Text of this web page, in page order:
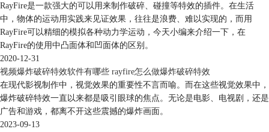
RayFire是一款强大的可以用来制作破碎、碰撞等特效的插件。在生活
中，物体的运动用实践来见证效果，往往是浪费、难以实现的，而用
RayFire可以精细的模拟各种动力学运动，今天小编来介绍一下，在
RayFire的使用中凸面体和凹面体的区别。
2020-12-31
视频爆炸破碎特效软件有哪些 rayfire怎么做爆炸破碎特效
在现代影视制作中，视觉效果的重要性不言而喻。而在这些视觉效果中，
爆炸破碎特效一直以来都是吸引眼球的焦点。无论是电影、电视剧，还是
广告和游戏，都离不开这些震撼的爆炸画面。
2023-09-13